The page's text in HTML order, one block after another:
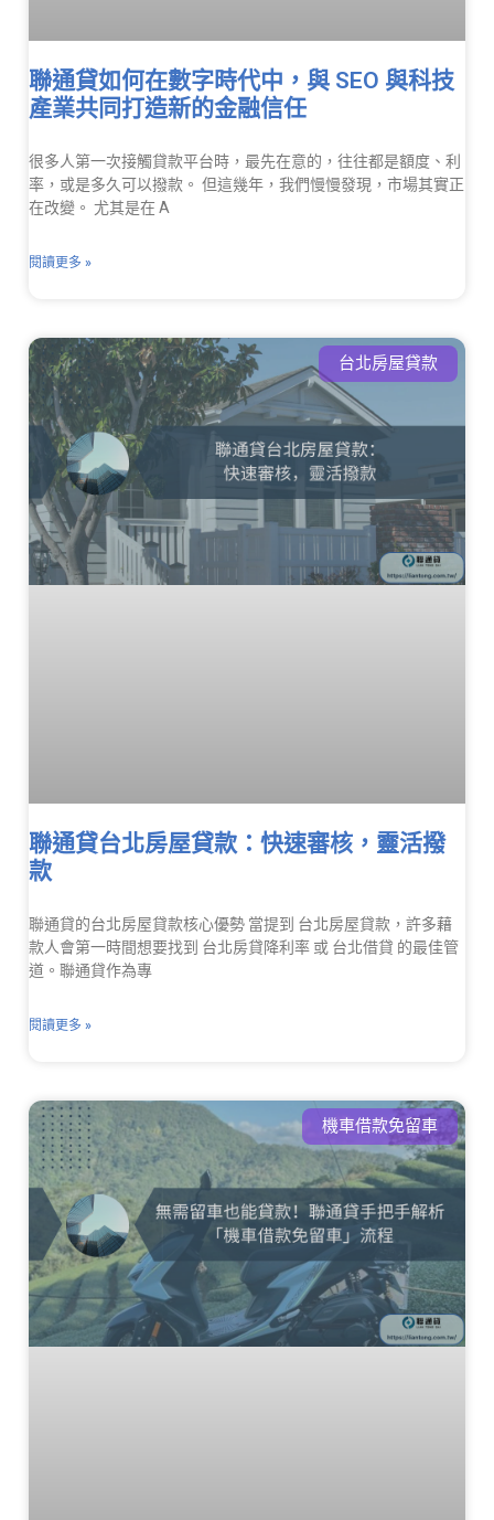
聯通貸如何在數字時代中，與 SEO 與科技
產業共同打造新的金融信任
很多人第一次接觸貸款平台時，最先在意的，往往都是額度、利
率，或是多久可以撥款。 但這幾年，我們慢慢發現，市場其實正
在改變。 尤其是在 A
閱讀更多 »
台北房屋貸款
聯通貸台北房屋貸款：快速審核，靈活撥
款
聯通貸的台北房屋貸款核心優勢 當提到 台北房屋貸款，許多藉
款人會第一時間想要找到 台北房貸降利率 或 台北借貸 的最佳管
道。聯通貸作為專
閱讀更多 »
機車借款免留車